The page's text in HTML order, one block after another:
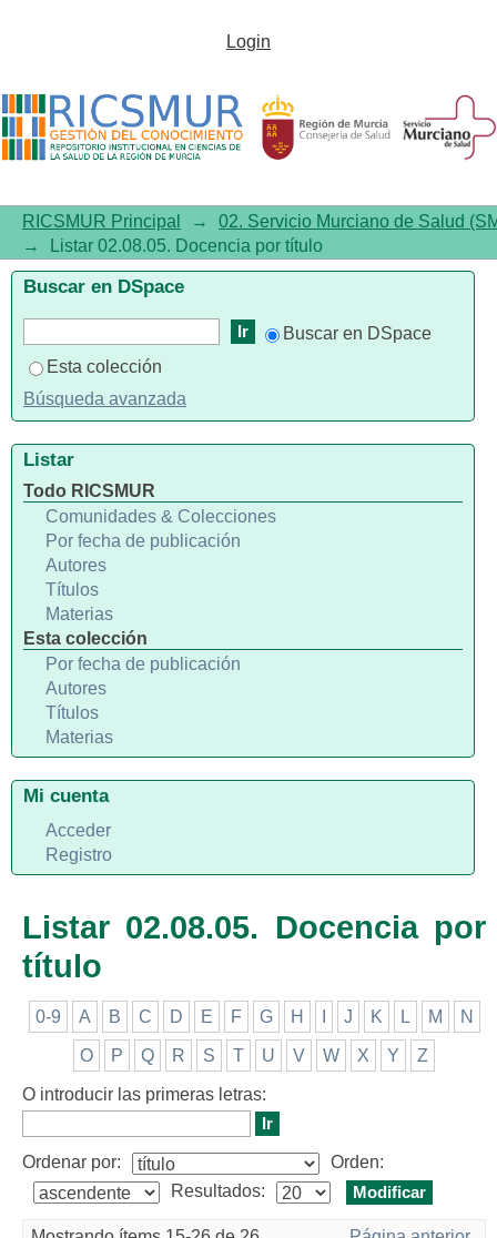
Listar 02.08.05. Docencia por
Login
RICSMUR Principal →
02. Servicio Murciano de Salud
→
Listar 02.08.05. Docencia por título
Listar 02.08.05. Docencia por
título
0-9 A B C D E F G H J K L M N
O P Q R S T U V W X Y Z
O introducir las primeras letras:
Ordenar por:
Orden:
Resultados:
Buscar en DSpace
Buscar en DSpace
Esta colección
Búsqueda avanzada
Listar
Todo RICSMUR
Comunidades & Colecciones
Por fecha de publicación
Autores
Títulos
Materias
Esta colección
Por fecha de publicación
Autores
Títulos
Materias
Mi cuenta
Acceder
Registro